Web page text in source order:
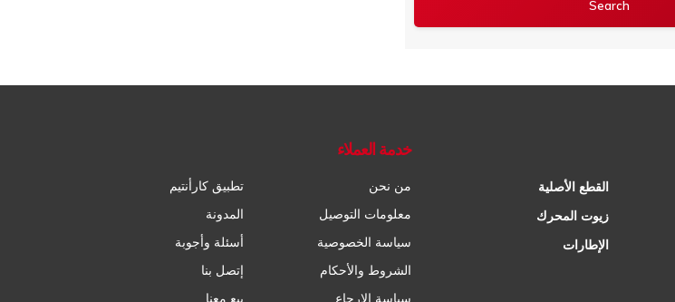
القطع الأصلية
زيوت المحرك
الإطارات
خدمة العملاء
من نحن
تطبيق كارأنتيم
معلومات التوصيل
المدونة
سياسة الخصوصية
أسئلة وأجوبة
الشروط والأحكام
إتصل بنا
سياسة الإرجاع
بيع معنا